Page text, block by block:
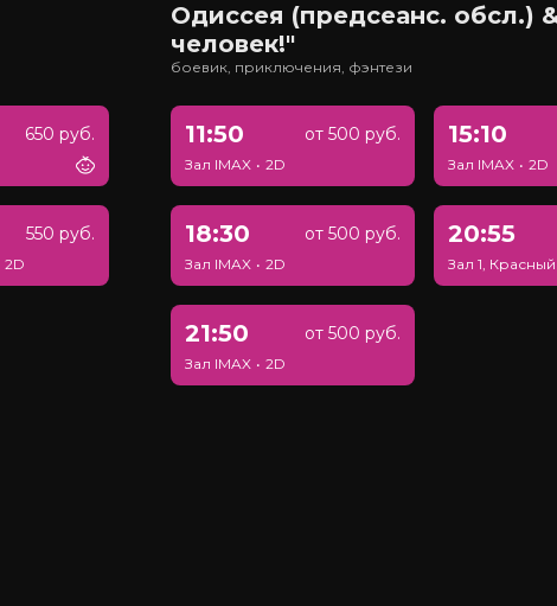
650 руб.
550 руб.
2D
Одиссея (предсеанс. обсл.)
человек!"
боевик, приключения, фэнтези
11:50 от 500 руб.
Зал IMAX • 2D
15:10
Зал IMAX • 2D
18:30 от 500 руб.
Зал IMAX • 2D
20:55
Зал 1, Красный
21:50 от 500 руб.
Зал IMAX • 2D